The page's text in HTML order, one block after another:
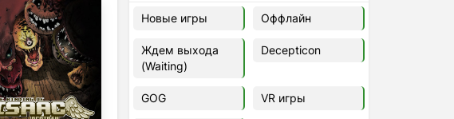
v.1053.8.1023.1614 [RePack
Decepticon] (2024)
2024
Cyberpunk 2077
49.4 GB
Новые игры Оффлайн
Ждем выхода
(Waiting)
Decepticon
GOG VR игры